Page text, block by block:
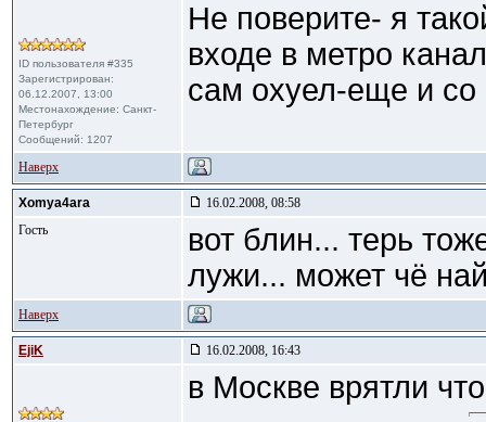
ID пользователя #335
Зарегистрирован:
06.12.2007, 13:00
Местонахождение: Санкт-
Петербург
Сообщений: 1207
Не поверите- я
входе в метро
сам охуел-еще и
Наверх
Xomya4ara
16.02.2008, 08:58
Гость
вот блин... терь
лужи... может чё
Наверх
EjiK 16.02.2008, 16:43
в Москве врятли